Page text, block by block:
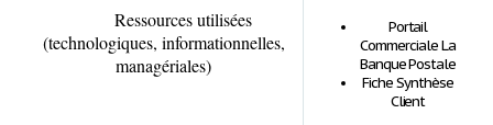
Ressources utilisées
(technologiques, informationnelles,
managériales)
Portail
Commerciale La
Banque Postale
Fiche Synthèse
Client